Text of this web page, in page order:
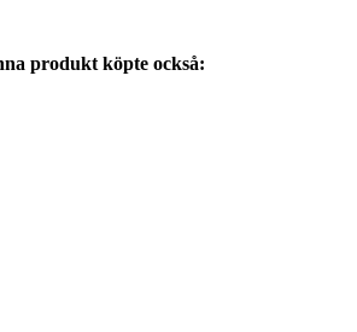
produkt köpte också: